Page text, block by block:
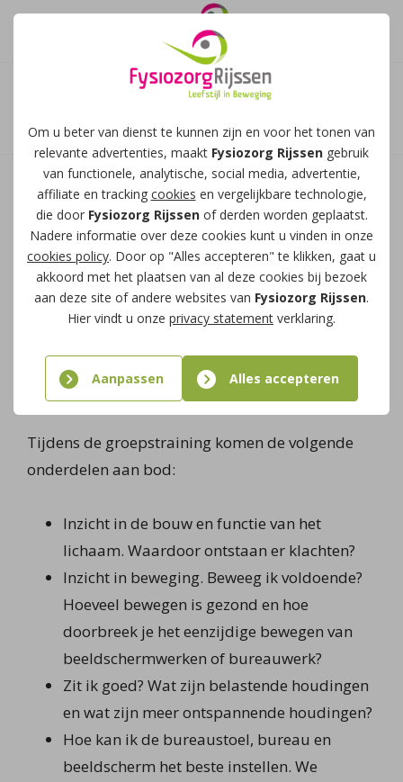
Om u beter van dienst te kunnen zijn en voor het tonen van
relevante advertenties, maakt Fysiozorg Rijssen gebruik
van functionele, analytische, social media, advertentie,
affiliate en tracking cookies en vergelijkbare technologie,
die door Fysiozorg Rijssenof derden worden geplaatst.
Nadere informatie over deze cookies kunt u vinden in onze
cookies policy. Door op "Alles accepteren" te klikken, gaat u
akkoord met het plaatsen van al deze cookies bij bezoek
aan deze site of andere websites van Fysiozorg Rijssen.
Hier vindt u onze privacy statement verklaring.
Aanpassen Alles accepteren
Training
beeldschermwerken
Bij veel mensen die wij behandelen, ligt de
oorzaak van de klacht aan hun houding tijdens
beeldschermwerken. Vaak denkt men de juiste
werkhouding aan te nemen, maar blijkt deze
houding averechts te werken. Na onze training
om bewust en beter om te gaan met zittend
werk.
Tijdens de groepstraining komen de volgende
onderdelen aan bod:
Inzicht in de bouw en functie van het
lichaam. Waardoor ontstaan er klachten?
Inzicht in beweging. Beweeg ik voldoende?
Hoeveel bewegen is gezond en hoe
doorbreek je het eenzijdige bewegen van
beeldschermwerken of bureauwerk?
Zit ik goed? Wat zijn belastende houdingen
en wat zijn meer ontspannende houdingen?
Hoe kan ik de bureaustoel, bureau en
beeldscherm het beste instellen. We